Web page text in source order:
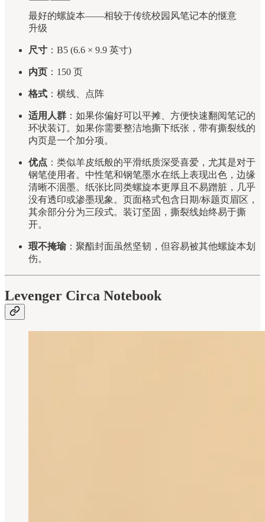
最好的螺旋本——相较于传统校园风笔记本的惬意
升级
尺寸 ：B5 (6.6 × 9.9 英寸)
内页 ：150 页
格式 ：横线、点阵
适用人群 ：如果你偏好可以平摊、方便快速翻阅笔记的
环状装订。如果你需要整洁地撕下纸张，带有撕裂线的
内页是一个加分项。
优点 ：类似羊皮纸般的平滑纸质深受喜爱，尤其是对于
钢笔使用者。中性笔和钢笔墨水在纸上表现出色，边缘
清晰不洇墨。纸张比同类螺旋本更厚且不易蹭脏，几乎
没有透印或渗墨现象。页面格式包含日期/标题页眉区，
其余部分分为三段式。装订坚固，撕裂线始终易于撕
开。
瑕不掩瑜 ：聚酯封面虽然坚韧，但容易被其他螺旋本划
伤。
Levenger Circa Notebook